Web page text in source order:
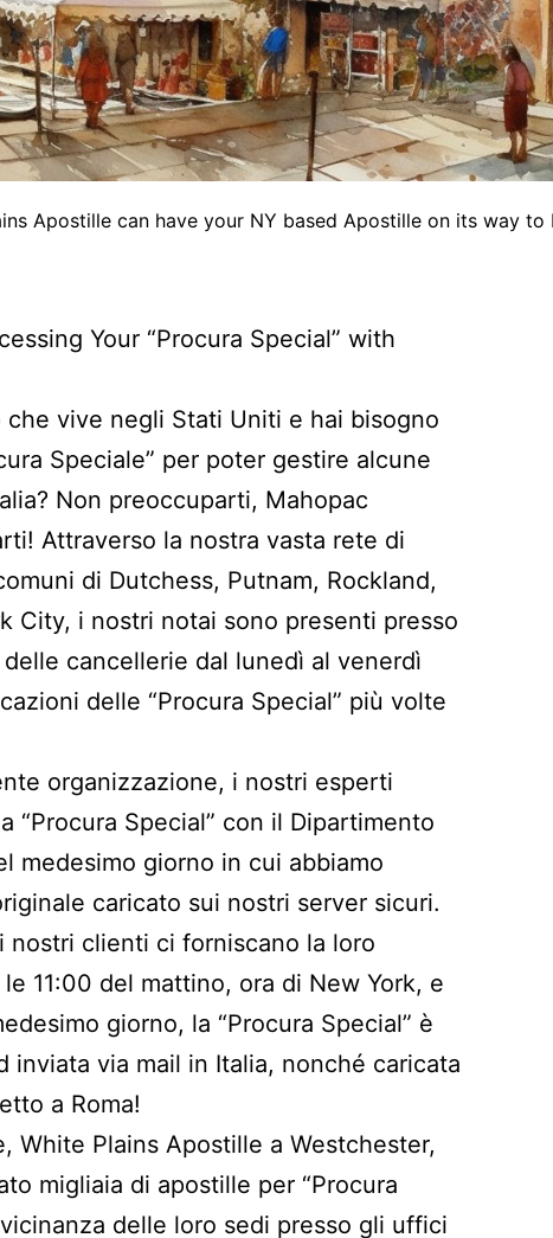
Apostille can have your NY based Apostille on its way to
Your “Procura Special” with
vive negli Stati Uniti e hai bisogno
Speciale” per poter gestire alcune
Non preoccuparti, Mahopac
Attraverso la nostra vasta rete di
di Dutchess, Putnam, Rockland,
City, i nostri notai sono presenti presso
cancellerie dal lunedì al venerdì
delle “Procura Special” più volte
organizzazione, i nostri esperti
“Procura Special” con il Dipartimento
medesimo giorno in cui abbiamo
caricato sui nostri server sicuri.
nostri clienti ci forniscano la loro
11:00 del mattino, ora di New York, e
giorno, la “Procura Special” è
inviata via mail in Italia, nonché caricata
a Roma!
White Plains Apostille a Westchester,
migliaia di apostille per “Procura
delle loro sedi presso gli uffici